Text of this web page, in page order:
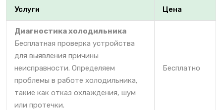
Услуги Цена
Диагностика холодильника
Бесплатная проверка устройства
для выявления причины
неисправности. Определяем
проблемы в работе холодильника,
такие как отказ охлаждения, шум
или протечки.
Бесплатно